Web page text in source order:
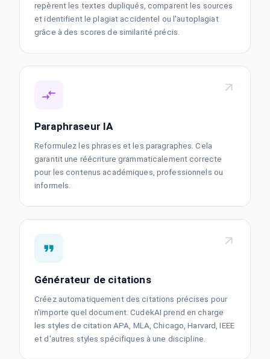
repèrent les textes dupliqués, comparent les sources
et identifient le plagiat accidentel ou l'autoplagiat
grâce à des scores de similarité précis.
Paraphraseur IA
Reformulez les phrases et les paragraphes. Cela
garantit une réécriture grammaticalement correcte
pour les contenus académiques, professionnels ou
informels.
Générateur de citations
Créez automatiquement des citations précises pour
n'importe quel document. CudekAI prend en charge
les styles de citation APA, MLA, Chicago, Harvard, IEEE
et d'autres styles spécifiques à une discipline.